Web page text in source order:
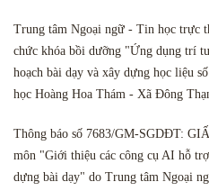
Trung tâm Ngoại ngữ - Tin học trực
chức khóa bồi dưỡng "Ứng dụng trí
hoạch bài dạy và xây dựng học liệu
học Hoàng Hoa Thám - Xã Đông
Thông báo số 7683/GM-SGDĐT:
môn "Giới thiệu các công cụ AI hỗ
dựng bài dạy" do Trung tâm Ngoại